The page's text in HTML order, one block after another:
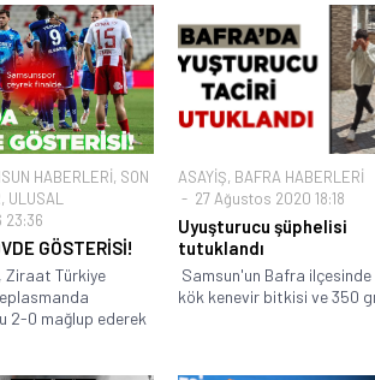
HABERLERİ, SON
, ULUSAL
23:36
GÖSTERİSİ!
Ziraat Türkiye
2-0 mağlup ederek
ASAYİŞ, BAFRA HABERLERİ
27 Ağustos 2020 18:18
Uyuşturucu şüphelisi
tutuklandı
Samsun'un Bafra
kök kenevir bitkisi ve 350